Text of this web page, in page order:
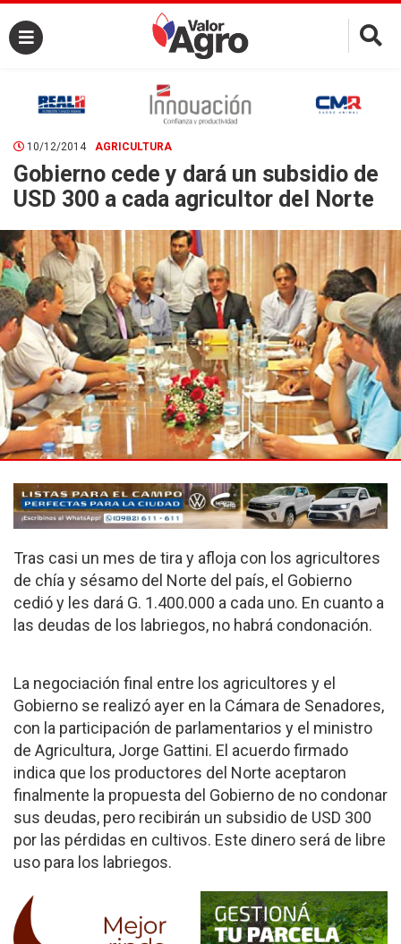
×
10/12/2014 AGRICULTURA
Gobierno cede y dará un subsidio de
USD 300 a cada agricultor del Norte
Tras casi un mes de tira y afloja con los agricultores
de chía y sésamo del Norte del país, el Gobierno
cedió y les dará G. 1.400.000 a cada uno. En cuanto a
las deudas de los labriegos, no habrá condonación.
La negociación final entre los agricultores y el
Gobierno se realizó ayer en la Cámara de Senadores,
con la participación de parlamentarios y el ministro
de Agricultura, Jorge Gattini. El acuerdo firmado
indica que los productores del Norte aceptaron
finalmente la propuesta del Gobierno de no condonar
sus deudas, pero recibirán un subsidio de USD 300
por las pérdidas en cultivos. Este dinero será de libre
uso para los labriegos.